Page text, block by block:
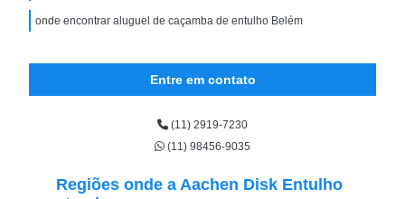
onde encontrar aluguel de caçamba de entulho Belém
Entre em contato
(11) 2919-7230
(11) 98456-9035
Regiões onde a Aachen Disk Entulho